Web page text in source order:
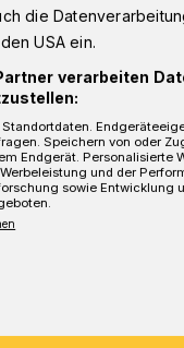
die
USA ein.
verarbeiten
Speichern von oder
Endgerät. Personalisierte
und der
sowie Entwicklung